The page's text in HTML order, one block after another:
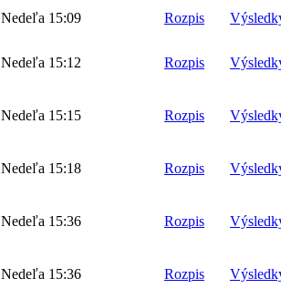
Nedeľa 15:09 Rozpis
Nedeľa 15:12 Rozpis
Nedeľa 15:15 Rozpis
Nedeľa 15:18 Rozpis
Nedeľa 15:36 Rozpis
Nedeľa 15:36 Rozpis